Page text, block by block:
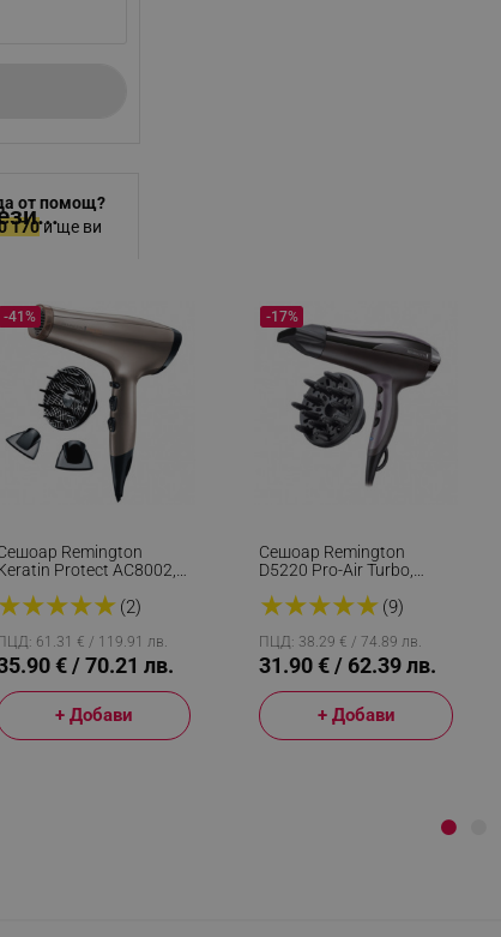
от помощ?
170и ще ви
Remington
Protect AC8002,
Температурата, 2
★★★★★(2)
-41%
61.31 € / 119.91 лв.
€ / 70.21 лв.
+ Добави
Сешоар Remington
D5220 Pro-Air Turbo,
Дифузер, Йонизиране,
★★★★★(9)
-17%
ПЦД: 38.29 € / 74.89 лв.
31.90 € / 62.39 лв.
+ Добави